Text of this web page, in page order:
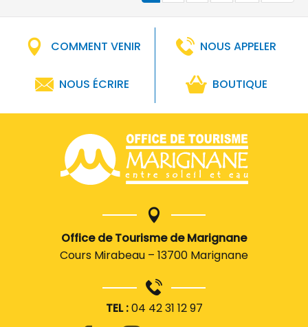
COMMENT VENIR NOUS APPELER
NOUS ÉCRIRE BOUTIQUE
Office de Tourisme de Marignane
Cours Mirabeau – 13700 Marignane
TEL :04 42 31 12 97